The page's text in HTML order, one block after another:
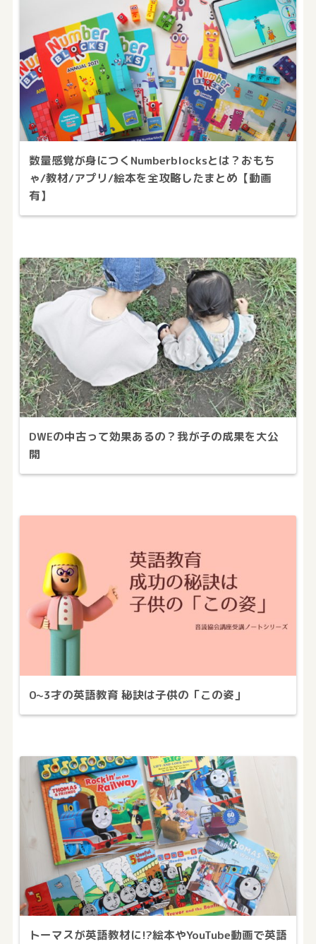
数量感覚が身につくNumberblocksとは？おもち
ゃ/教材/アプリ/絵本を全攻略したまとめ【動画
有】
DWEの中古って効果あるの？我が子の成果を大公
開
0~3才の英語教育 秘訣は子供の「この姿」
トーマスが英語教材に!?絵本やYouTube動画で英語